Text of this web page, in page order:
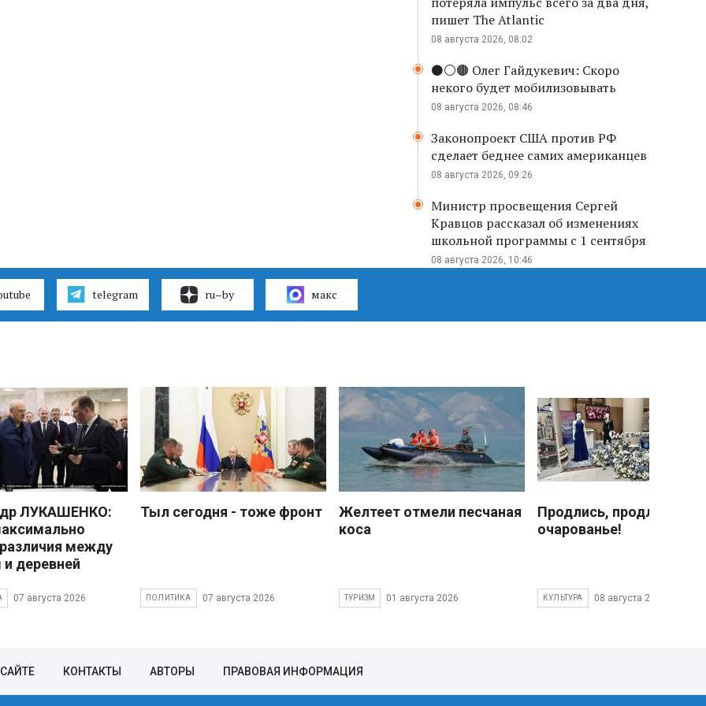
пишет The Atlantic
08 августа 2026, 08:02
⚫️⚪️🟤 Олег Гайдукевич: Скоро
некого будет мобилизовывать
08 августа 2026, 08:46
Законопроект США против РФ
сделает беднее самих американцев
08 августа 2026, 09:26
Министр просвещения Сергей
Кравцов рассказал об изменениях
школьной программы с 1 сентября
08 августа 2026, 10:46
telegram ru–by макс
ЛУКАШЕНКО:
между
деревней
07 августа 2026
Тыл сегодня - тоже фронт
ПОЛИТИКА 07 августа 2026
Желтеет отмели песчаная
коса
ТУРИЗМ 01 августа 2026
Продлись, продлись
очарованье!
КУЛЬТУРА 08 августа 2026
КОНТАКТЫ АВТОРЫ ПРАВОВАЯ ИНФОРМАЦИЯ